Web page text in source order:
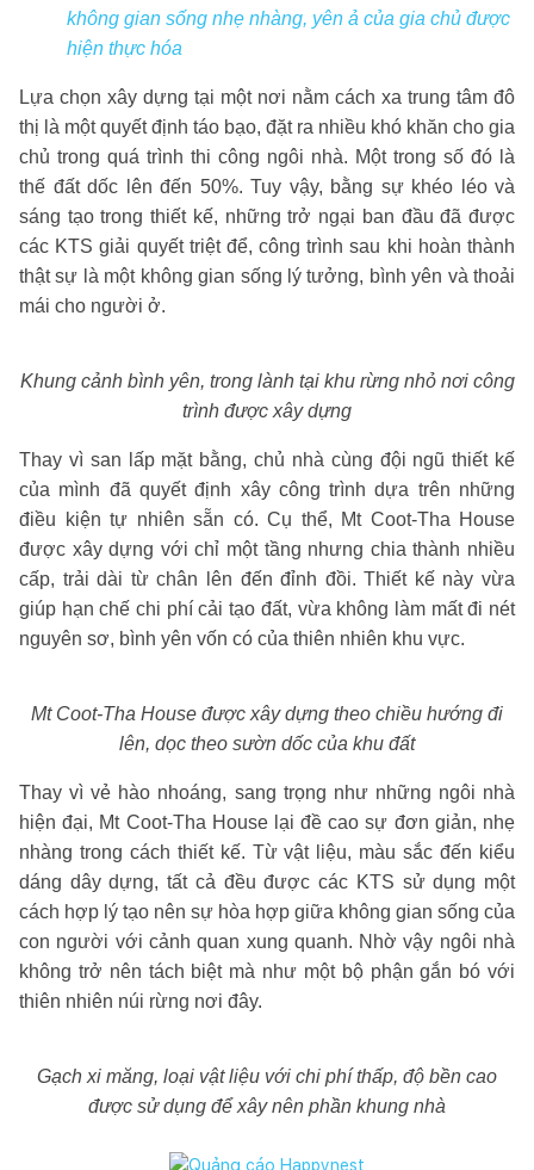
không gian sống nhẹ nhàng, yên ả của gia chủ được
hiện thực hóa
Lựa chọn xây dựng tại một nơi nằm cách xa trung tâm đô
thị là một quyết định táo bạo, đặt ra nhiều khó khăn cho gia
chủ trong quá trình thi công ngôi nhà. Một trong số đó là
thế đất dốc lên đến 50%. Tuy vậy, bằng sự khéo léo và
sáng tạo trong thiết kế, những trở ngại ban đầu đã được
các KTS giải quyết triệt để, công trình sau khi hoàn thành
thật sự là một không gian sống lý tưởng, bình yên và thoải
mái cho người ở.
Khung cảnh bình yên, trong lành tại khu rừng nhỏ nơi công
trình được xây dựng
Thay vì san lấp mặt bằng, chủ nhà cùng đội ngũ thiết kế
của mình đã quyết định xây công trình dựa trên những
điều kiện tự nhiên sẵn có. Cụ thể, Mt Coot-Tha House
được xây dựng với chỉ một tầng nhưng chia thành nhiều
cấp, trải dài từ chân lên đến đỉnh đồi. Thiết kế này vừa
giúp hạn chế chi phí cải tạo đất, vừa không làm mất đi nét
nguyên sơ, bình yên vốn có của thiên nhiên khu vực.
Mt Coot-Tha House được xây dựng theo chiều hướng đi
lên, dọc theo sườn dốc của khu đất
Thay vì vẻ hào nhoáng, sang trọng như những ngôi nhà
hiện đại, Mt Coot-Tha House lại đề cao sự đơn giản, nhẹ
nhàng trong cách thiết kế. Từ vật liệu, màu sắc đến kiểu
dáng dây dựng, tất cả đều được các KTS sử dụng một
cách hợp lý tạo nên sự hòa hợp giữa không gian sống của
con người với cảnh quan xung quanh. Nhờ vậy ngôi nhà
không trở nên tách biệt mà như một bộ phận gắn bó với
thiên nhiên núi rừng nơi đây.
Gạch xi măng, loại vật liệu với chi phí thấp, độ bền cao
được sử dụng để xây nên phần khung nhà